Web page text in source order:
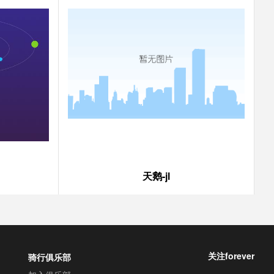
天鹅-jl
骑行俱乐部
关注forever